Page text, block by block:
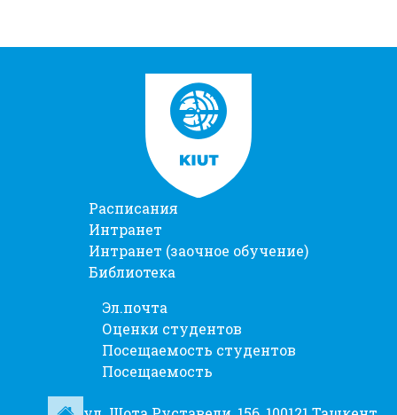
Расписания
Интранет
Интранет (заочное обучение)
Библиотека
Эл.почта
Оценки студентов
Посещаемость студентов
Посещаемость